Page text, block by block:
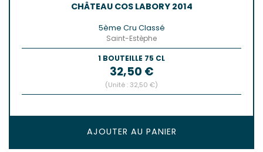
CHÂTEAU COS LABORY 2014
5ème Cru Classé
Saint-Estèphe
1 BOUTEILLE 75 CL
Prix
32,50 €
(Unité : 32,50 €)
AJOUTER AU PANIER